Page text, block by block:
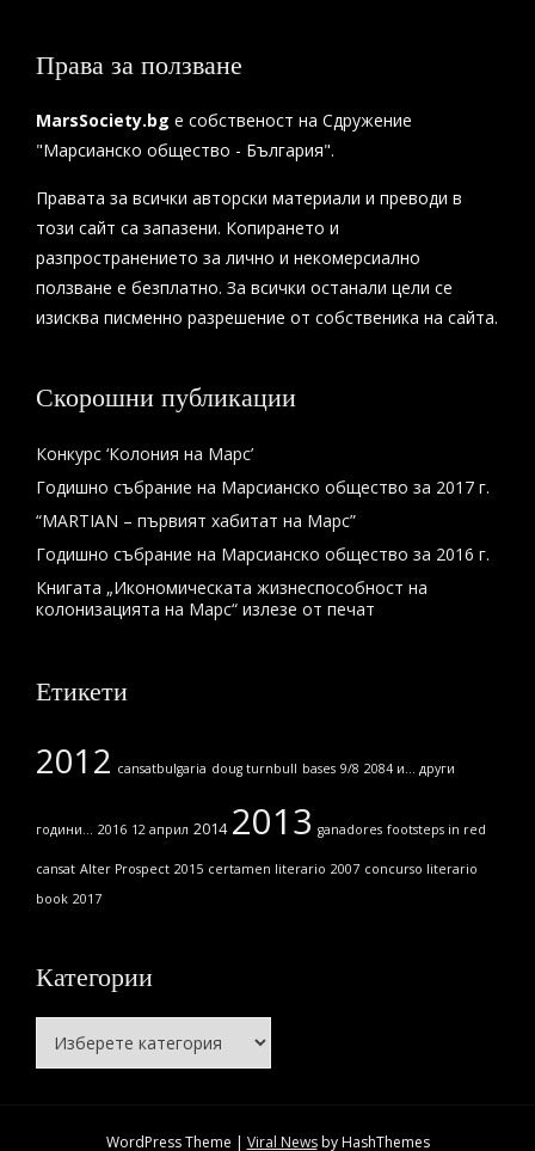
Права за ползване
MarsSociety.bg е собственост на Сдружение
"Марсианско общество - България".
Правата за всички авторски материали и преводи в
този сайт са запазени. Копирането и
разпространението за лично и некомерсиално
ползване е безплатно. За всички останали цели се
изисква писменно разрешение от собственика на сайта.
Скорошни публикации
Конкурс ‘Колония на Марс’
Годишно събрание на Марсианско общество за 2017 г.
“MARTIAN – първият хабитат на Марс”
Годишно събрание на Марсианско общество за 2016 г.
Книгата „Икономическата жизнеспособност на
колонизацията на Марс“ излезе от печат
Етикети
2012 cansatbulgaria doug turnbull bases 9/8 2084 и... други
години... 2016 12 април 2014 2013 ganadores footsteps in red
cansat Alter Prospect 2015 certamen literario 2007 concurso literario
book 2017
Категории
Категории
WordPress Theme | Viral Newsby HashThemes